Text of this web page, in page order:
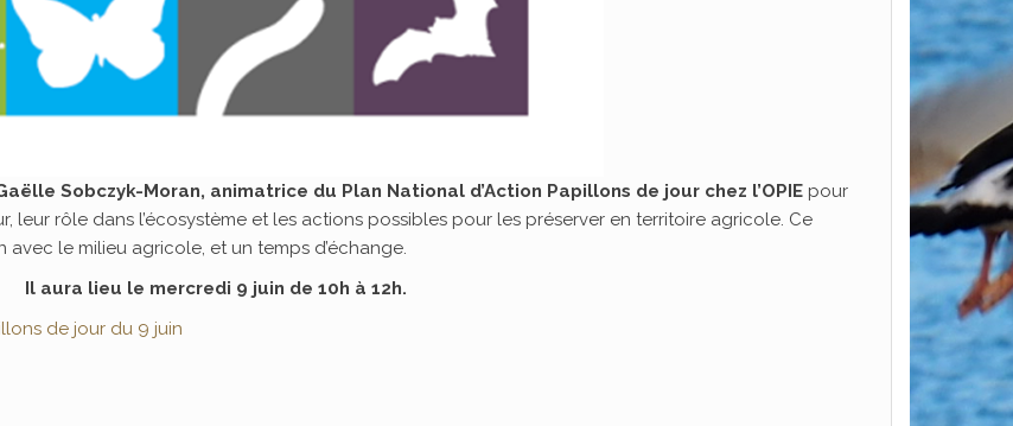
Sobczyk-Moran, animatrice du Plan National d’Action Papillons de jour chez l’OPIE pour
leur rôle dans l’écosystème et les actions possibles pour les préserver en territoire agricole. Ce
le milieu agricole, et un temps d’échange.
Il aura lieu le mercredi 9 juin de 10h à 12h.
de jour du 9 juin